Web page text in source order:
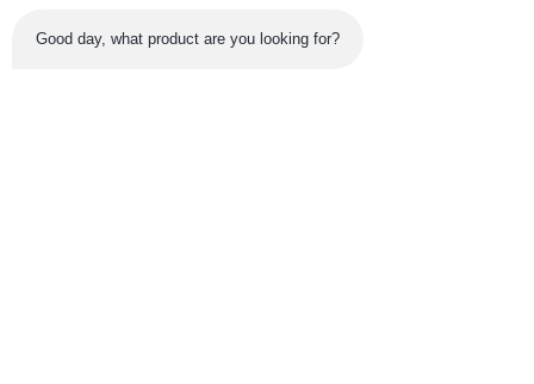
© 2026 Weifang Mension Machinery Technology Co., Ltd.. All Rights
Good day, what product are you looking for?